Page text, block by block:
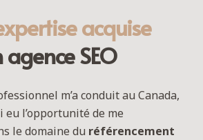
acquise
agence SEO
m’a conduit au Canada,
eu l’opportunité de me
le domaine du référencement